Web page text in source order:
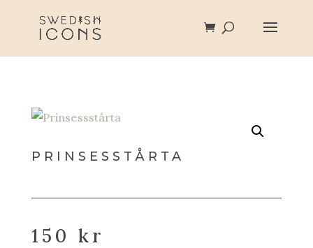
PRINSESSTÅRTA
150 kr